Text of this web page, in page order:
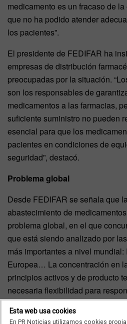
medicamento es un fracaso de
que no ha podido atender
los pacientes”.
El presidente de FEDIFAR ha
empresas de distribución
preocupadas por la situación.
son los responsables de
medicamentos a las farmacias,
suficiente suministro no pueden
esencial para que los
pacientes en condiciones de
seguridad”, destacó.
Problema global
Desde FEDIFAR se señala que
abastecimiento de
problema global, en el que
que está siendo analizado por
más importantes a nivel
Europea… La concentración en
principios activos y de producto
necesaria flexibilidad para
de demanda y aumenta el
produzcan incidentes en algunas
Esta web usa cookies
En PR Noticias utilizamos cookies